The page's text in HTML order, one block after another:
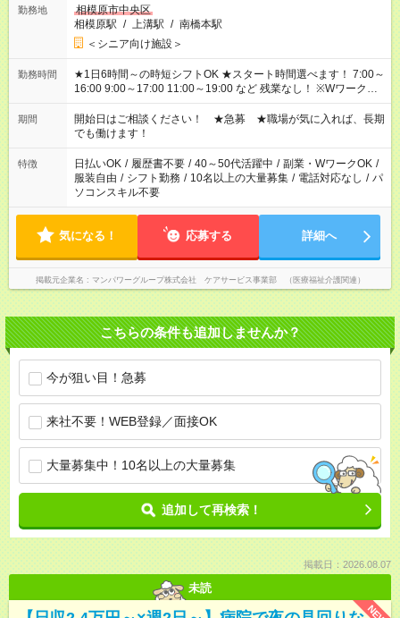
勤務地
相模原市中央区
相模原駅 / 上溝駅 / 南橋本駅
＜シニア向け施設＞
勤務時間
★1日6時間～の時短シフトOK ★スタート時間選べます！ 7:00～
16:00 9:00～17:00 11:00～19:00 など 残業なし！ ※Wワークの
場合、他のお仕事と合わせ週40時間超の就業はご案内できませ
ん ※法令に基づき、週20時間以上勤務は社会保険への加入対象
となります ※労働者派遣法（日雇い派遣の原則禁止）により、
短時間・短期間の就業はご案内が難しい場合があります
期間
開始日はご相談ください！ ★急募 ★職場が気に入れば、長期
でも働けます！
特徴 日払いOK / 履歴書不要 / 40～50代活躍中 / 副業・WワークOK /
服装自由 / シフト勤務 / 10名以上の大量募集 / 電話対応なし / パ
ソコンスキル不要
気になる！ 応募する 詳細へ
掲載元企業名 マンパワーグループ株式会社 ケアサービス事業部 （医療福祉介護関連）
こちらの条件も追加しませんか？
今が狙い目！急募
来社不要！WEB登録／面接OK
大量募集中！10名以上の大量募集
追加して再検索！
掲載日：2026.08.07
未読